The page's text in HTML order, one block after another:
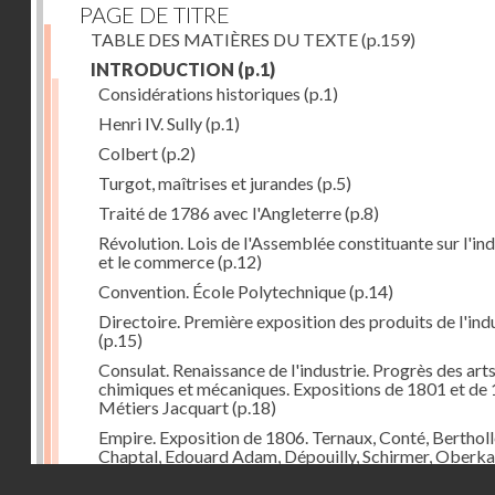
PAGE DE TITRE
TABLE DES MATIÈRES DU TEXTE(p.159)
INTRODUCTION (p.1)
Considérations historiques (p.1)
Henri IV. Sully(p.1)
Colbert(p.2)
Turgot, maîtrises et jurandes (p.5)
Traité de 1786 avec l'Angleterre(p.8)
Révolution. Lois de l'Assemblée constituante sur
et le commerce(p.12)
Convention. École Polytechnique(p.14)
Directoire. Première exposition des produits de
(p.15)
Consulat. Renaissance de l'industrie. Progrès des arts
chimiques et mécaniques. Expositions de 1801 et de
Métiers Jacquart(p.18)
Empire. Exposition de 1806. Ternaux, Conté,
Chaptal, Edouard Adam, Dépouilly, Schirmer,